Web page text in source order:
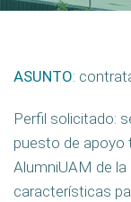
ASUNTO:
Perfil solicitado:
puesto de apoyo
AlumniUAM de
características